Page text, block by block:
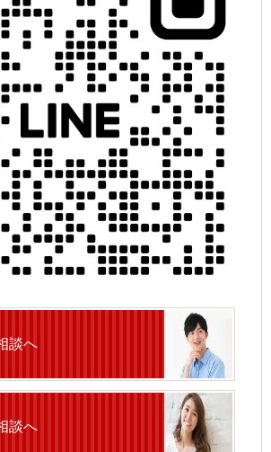
談へ
談へ